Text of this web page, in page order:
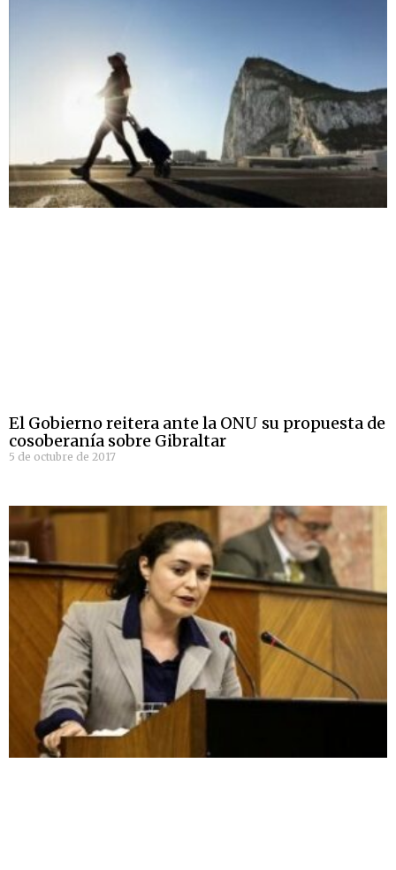
El Gobierno reitera ante la ONU su propuesta de
cosoberanía sobre Gibraltar
5 de octubre de 2017